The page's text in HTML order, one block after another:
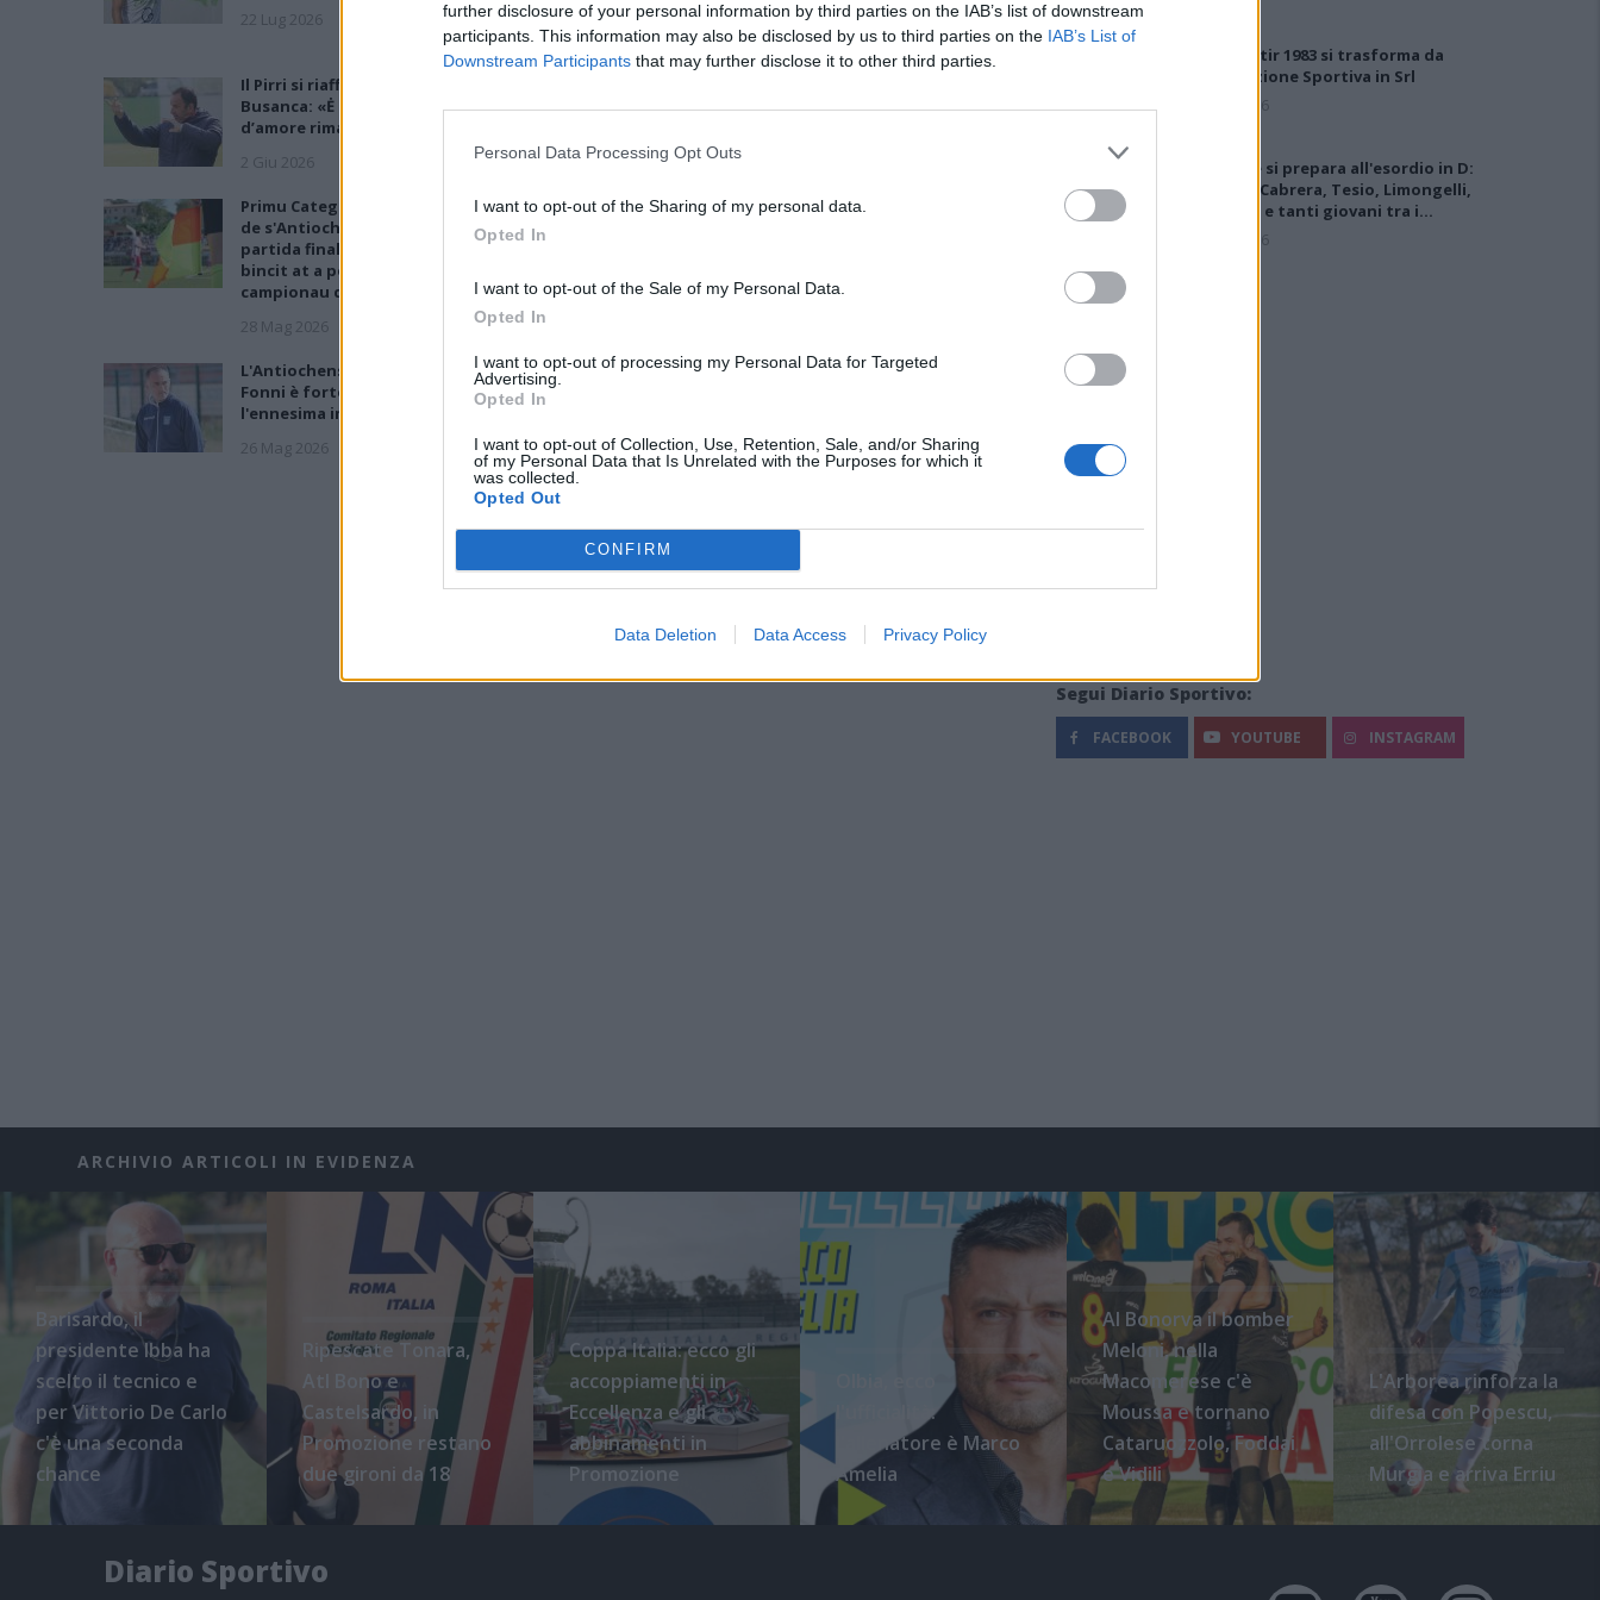
further disclosure of your personal information by third parties on the IAB’s list of downstream
participants. This information may also be disclosed by us to third parties on the IAB’s List of
Downstream Participants that may further disclose it to other third parties.
Personal Data Processing Opt Outs
I want to opt-out of the Sharing of my personal data.
Opted In
I want to opt-out of the Sale of my Personal Data.
Opted In
I want to opt-out of processing my Personal Data for Targeted
Advertising.
Opted In
I want to opt-out of Collection, Use, Retention, Sale, and/or Sharing
of my Personal Data that Is Unrelated with the Purposes for which it
was collected.
Opted Out
CONFIRM
Data Deletion Data Access Privacy Policy
22 Lug 2026
club»
22 Giu 2026
Il Pirri si riaffida alle mani esperte di
Busanca: «Ė il ritorno a una storia
d’amore rimasta solo in pausa»
2 Giu 2026
Fonni nel finale, Madeddu e Cosa per
1 Giu 2026
Primu Categoria: is de su Fonne e is
de s'Antiochense s'ant a isfidai in sa
partida finali po custa stagioni; chini
bincit at a podi bisai s'artziada in su
campionau de sa Promotzioni
28 Mag 2026
Il Fonni prepara la finale, Coinu:
26 Mag 2026
L'Antiochense all'atto finale, Piras: «Il
Fonni è forte, batterlo sarebbe
l'ennesima impresa dei miei ragazzi»
26 Mag 2026
Playout: Sestu, Santa Giusta, Silanus
25 Mag 2026
Il Monastir 1983 si trasforma da
Associazione Sportiva in Srl
7 Ago 2026
L'Ossese si prepara all'esordio in D:
Forzati, Cabrera, Tesio, Limongelli,
Bolzicco e tanti giovani tra i…
7 Ago 2026
Segui Diario Sportivo:
FACEBOOK YOUTUBE INSTAGRAM
ARCHIVIO ARTICOLI IN EVIDENZA
Barisardo, il
presidente Ibba ha
scelto il tecnico e
per Vittorio De Carlo
c'è una seconda
chance
Ripescate Tonara,
Atl Bono e
Castelsardo, in
Promozione restano
due gironi da 18
Coppa Italia: ecco gli
accoppiamenti in
Eccellenza e gli
abbinamenti in
Promozione
l'ufficialità:
l'allenatore è Marco
Amelia
Al Bonorva il bomber
Meloni, nella
Macomerese c'è
Moussa e tornano
Cataruozzolo, Foddai
e Vidili
L'Arborea rinforza la
difesa con Popescu,
all'Orrolese torna
Murgia e arriva Erriu
Diario Sportivo